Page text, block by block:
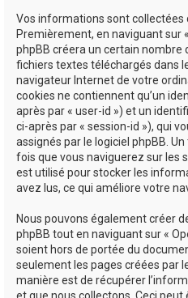
Vos informations sont collectées
Premièrement, en naviguant sur
phpBB créera un certain nombre
fichiers textes téléchargés dans
navigateur Internet de votre
cookies ne contiennent qu’un
après par « user-id ») et un
ci-après par « session-id »), qui
assignés par le logiciel phpBB.
fois que vous naviguerez sur les
est utilisé pour stocker les
avez lus, ce qui améliore votre
Nous pouvons également créer
phpBB tout en naviguant sur «
soient hors de portée du
seulement les pages créées par
manière est de récupérer